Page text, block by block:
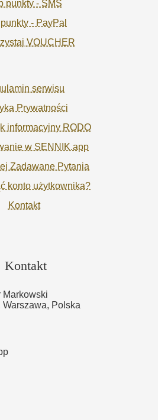
punkty - SMS
- PayPal
VOUCHER
serwisu
Prywatności
informacyjny RODO
w SENNIK.app
Zadawane Pytania
konto użytkownika?
Kontakt
Kontakt
Markowski
Polska